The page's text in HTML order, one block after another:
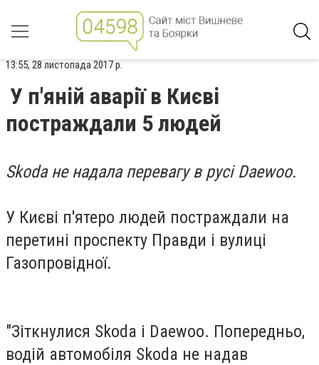
13:55, 28 листопада 2017 р.
У п'яній аварії в Києві
постраждали 5 людей
Skoda не надала перевагу в русі Daewoo.
У Києві п'ятеро людей постраждали на
перетині проспекту Правди і вулиці
Газопровідної.
"Зіткнулися Skoda і Daewoo. Попередньо,
водій автомобіля Skoda не надав